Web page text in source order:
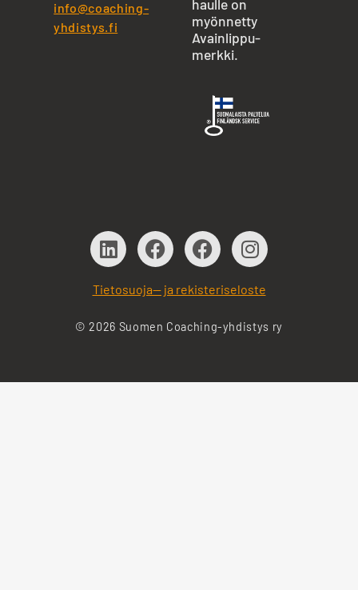
info@coaching-
yhdistys.fi
haulle on
myönnetty
Avainlippu-
merkki.
Tietosuoja— ja rekisteriseloste
© 2026 Suomen Coaching-yhdistys ry